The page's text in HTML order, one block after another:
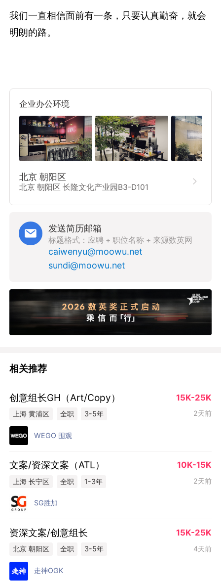
我们一直相信面前有一条，只要认真勤奋，就会
明朗的路。
企业办公环境
北京 朝阳区
北京 朝阳区 长隆文化产业园B3-D101

发送简历邮箱
标题格式：应聘 + 职位名称 + 来源数英网
caiwenyu@moowu.net
sundi@moowu.net
相关推荐
创意组长GH（Art/Copy） 15K-25K
上海 黄浦区 全职 3-5年 2天前
WEGO 围观
文案/资深文案（ATL） 10K-15K
上海 长宁区 全职 1-3年 2天前
SG胜加
资深文案/创意组长 15K-25K
北京 朝阳区 全职 3-5年 4天前
走神OGK